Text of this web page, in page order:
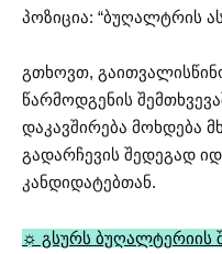
პოზიცია: “ბუღალტრის
გთხოვთ,
წარმოდგენის
დაკავშირება მოხდება
გადარჩევის შედეგად
კანდიდატებთან.
☼ გსურს ბუღალტერიის